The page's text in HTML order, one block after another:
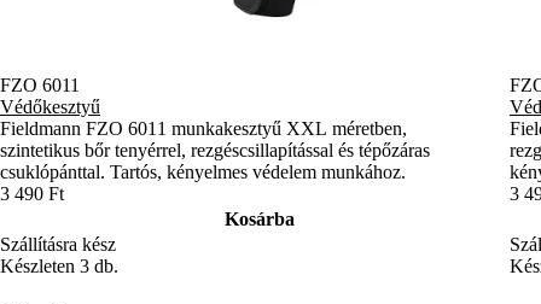
FZO 6011
Védőkesztyű
Fieldmann FZO 6011 munkakesztyű XXL méretben,
szintetikus bőr tenyérrel, rezgéscsillapítással és tépőzáras
csuklópánttal. Tartós, kényelmes védelem munkához.
3 490 Ft
Kosárba
Szállításra kész
Készleten 3 db.
3